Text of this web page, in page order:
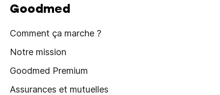
Goodmed
Comment ça marche ?
Notre mission
Goodmed Premium
Assurances et mutuelles